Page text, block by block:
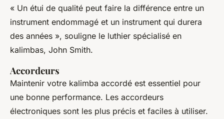
« Un étui de qualité peut faire la différence entre un
instrument endommagé et un instrument qui durera
des années », souligne le luthier spécialisé en
kalimbas, John Smith.
Accordeurs
Maintenir votre kalimba accordé est essentiel pour
une bonne performance. Les accordeurs
électroniques sont les plus précis et faciles à utiliser.